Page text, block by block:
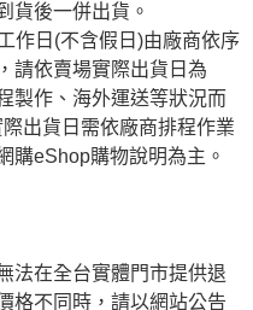
貨後一併出貨。
作日(不含假日)由廠商依序
請依賣場實際出貨日為
製作、海外運送等狀況而
出貨日需依廠商排程作業
購eShop購物說明為主。
法在全台實體門市提供退
格不同時，請以網站公告